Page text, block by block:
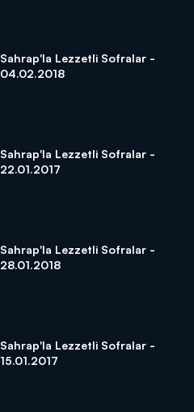
Sahrap'la Lezzetli Sofralar -
04.02.2018
Sahrap'la Lezzetli Sofralar -
22.01.2017
Sahrap'la Lezzetli Sofralar -
28.01.2018
Sahrap'la Lezzetli Sofralar -
15.01.2017